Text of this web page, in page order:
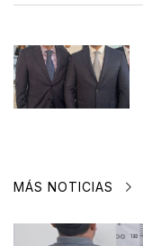
MÁS NOTICIAS